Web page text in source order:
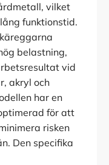
vilket
funktionstid.
belastning,
vid
akryl och
har en
för att
risken
Den specifika